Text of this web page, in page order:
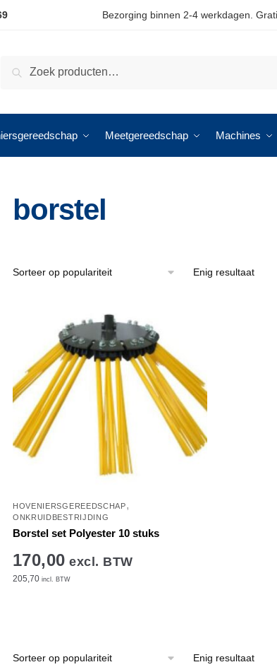
Bezorging binnen 2-4 werkdagen.
Zoeken
Meetgereedschap Machines
borstel
Enig resultaat
HOVENIERSGEREEDSCHAP,
ONKRUIDBESTRIJDING
Borstel set Polyester 10 stuks
170,00 excl. BTW
205,70incl. BTW
Enig resultaat